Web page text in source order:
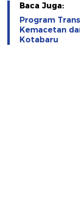
Baca Juga:
Program
Kemacetan
Kotabaru